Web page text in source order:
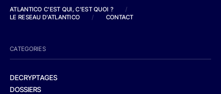
ATLANTICO C'EST QUI, C'EST QUOI ?
/
LE RESEAU D'ATLANTICO
/ CONTACT
CATEGORIES
DECRYPTAGES
DOSSIERS